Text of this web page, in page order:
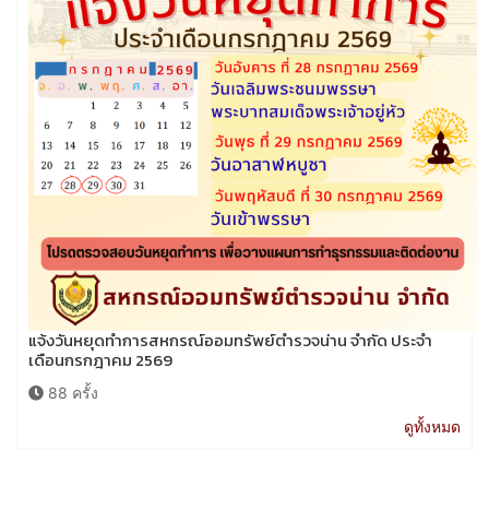
แจ้งวันหยุดทำการสหกรณ์ออมทรัพย์ตำรวจน่าน จำกัด ประจำ
เดือนกรกฎาคม 2569
88 ครั้ง
ดูทั้งหมด